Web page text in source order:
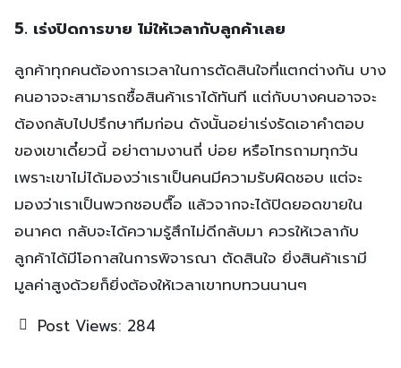
5. เร่งปิดการขาย ไม่ให้เวลากับลูกค้าเลย
ลูกค้าทุกคนต้องการเวลาในการตัดสินใจที่แตกต่างกัน บาง
คนอาจจะสามารถซื้อสินค้าเราได้ทันที แต่กับบางคนอาจจะ
ต้องกลับไปปรึกษาทีมก่อน ดังนั้นอย่าเร่งรัดเอาคำตอบ
ของเขาเดี๋ยวนี้ อย่าตามงานถี่ บ่อย หรือโทรถามทุกวัน
เพราะเขาไม่ได้มองว่าเราเป็นคนมีความรับผิดชอบ แต่จะ
มองว่าเราเป็นพวกชอบตื๊อ แล้วจากจะได้ปิดยอดขายใน
อนาคต กลับจะได้ความรู้สึกไม่ดีกลับมา ควรให้เวลากับ
ลูกค้าได้มีโอกาสในการพิจารณา ตัดสินใจ ยิ่งสินค้าเรามี
มูลค่าสูงด้วยก็ยิ่งต้องให้เวลาเขาทบทวนนานๆ
Post Views: 284